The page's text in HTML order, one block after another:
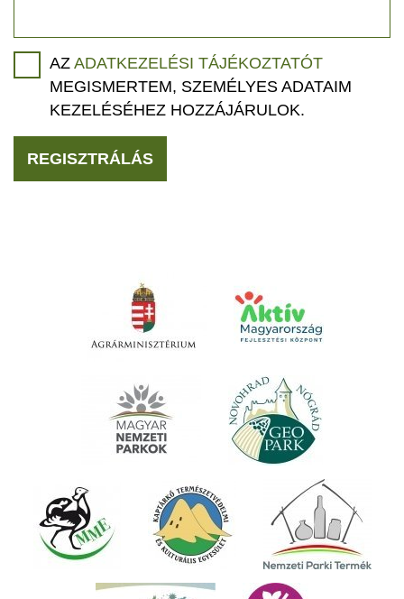
AZ ADATKEZELÉSI TÁJÉKOZTATÓT
MEGISMERTEM, SZEMÉLYES ADATAIM
KEZELÉSÉHEZ HOZZÁJÁRULOK.
REGISZTRÁLÁS